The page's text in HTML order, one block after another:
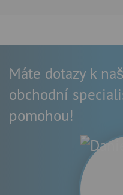
Máte dotazy k
obchodní
pomohou!